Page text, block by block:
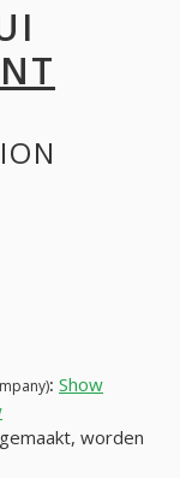
: Show
worden